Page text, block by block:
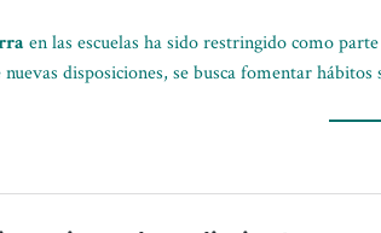
en las escuelas ha sido restringido como
disposiciones, se busca fomentar